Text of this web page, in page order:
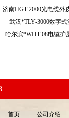
武汉*TLY-3000数字
哈尔滨*WHT-08电缆
首页 公司介绍